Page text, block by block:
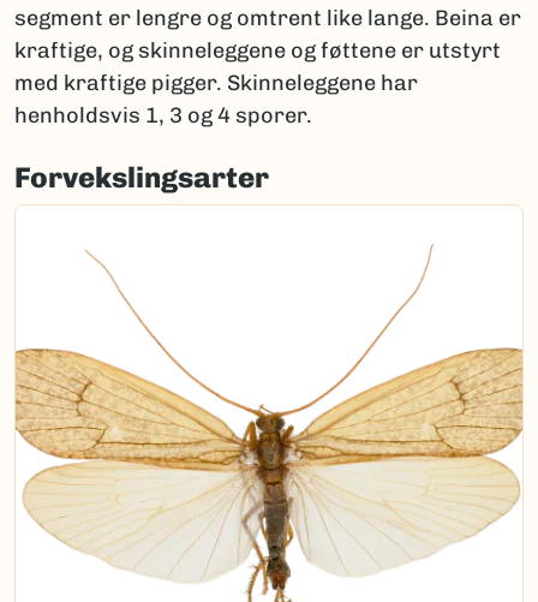
segment er lengre og omtrent like lange. Beina er
kraftige, og skinneleggene og føttene er utstyrt
med kraftige pigger. Skinneleggene har
henholdsvis 1, 3 og 4 sporer.
Forvekslingsarter